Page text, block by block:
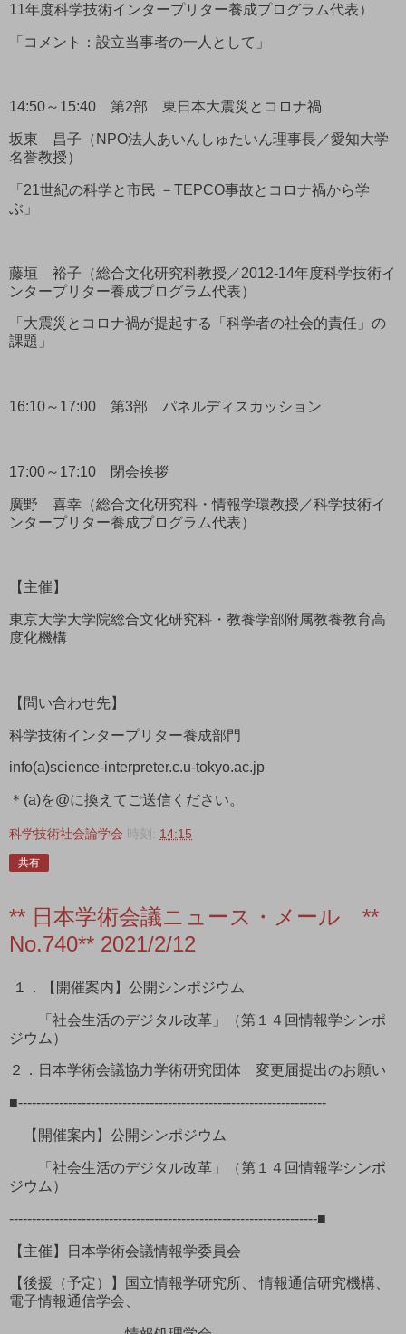
11年度科学技術インタープリター養成プログラム代表）
「コメント：設立当事者の一人として」
14:50～15:40 第2部 東日本大震災とコロナ禍
坂東 昌子（NPO法人あいんしゅたいん理事長／愛知大学
名誉教授）
「21世紀の科学と市民 －TEPCO事故とコロナ禍から学
ぶ」
藤垣 裕子（総合文化研究科教授／2012-14年度科学技術イ
ンタープリター養成プログラム代表）
「大震災とコロナ禍が提起する「科学者の社会的責任」の
課題」
16:10～17:00 第3部 パネルディスカッション
17:00～17:10 閉会挨拶
廣野 喜幸（総合文化研究科・情報学環教授／科学技術イ
ンタープリター養成プログラム代表）
【主催】
東京大学大学院総合文化研究科・教養学部附属教養教育高
度化機構
【問い合わせ先】
科学技術インタープリター養成部門
info(a)science-interpreter.c.u-tokyo.ac.jp
＊(a)を@に換えてご送信ください。
科学技術社会論学会 時刻: 14:15
共有
** 日本学術会議ニュース・メール **
No.740** 2021/2/12
１．【開催案内】公開シンポジウム
「社会生活のデジタル改革」（第１４回情報学シンポ
ジウム）
２．日本学術会議協力学術研究団体 変更届提出のお願い
■--------------------------------------------------------------------
【開催案内】公開シンポジウム
「社会生活のデジタル改革」（第１４回情報学シンポ
ジウム）
--------------------------------------------------------------------■
【主催】日本学術会議情報学委員会
【後援（予定）】国立情報学研究所、 情報通信研究機構、
電子情報通信学会、